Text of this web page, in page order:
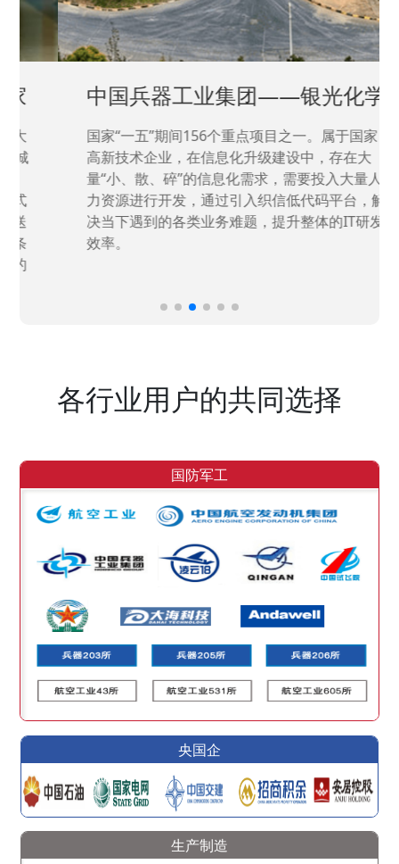
中国兵器工业集团——银光化学
国家“一五”期间156个重点项目之一。属于国家
高新技术企业，在信息化升级建设中，存在大
量“小、散、碎”的信息化需求，需要投入大量人
力资源进行开发，通过引入织信低代码平台，解
决当下遇到的各类业务难题，提升整体的IT研发
效率。
各行业用户的共同选择
国防军工
央国企
生产制造